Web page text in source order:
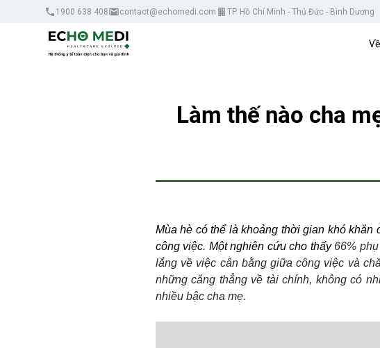
1900 638 408 contact@echomedi.com TP. Hồ Chí Minh - Thủ Đức - Bình Dương
Làm thế nào cha
Mùa hè có thể là khoảng thời gian khó
công việc. Một nghiên cứu cho thấy 66%
lắng về việc cân bằng giữa công việc và
những căng thẳng về tài chính, không có
nhiều bậc cha mẹ.